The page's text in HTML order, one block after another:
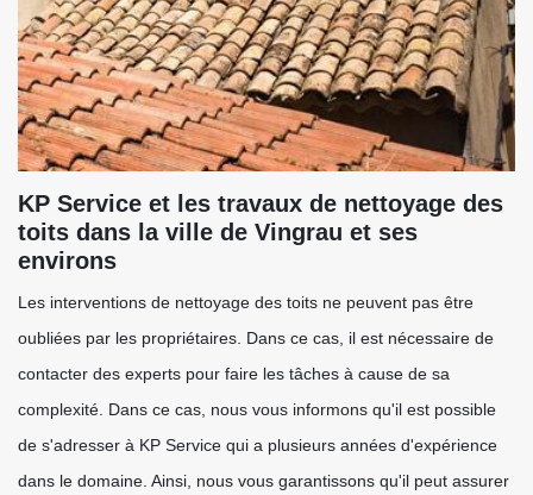
KP Service et les travaux de nettoyage des
toits dans la ville de Vingrau et ses
environs
Les interventions de nettoyage des toits ne peuvent pas être
oubliées par les propriétaires. Dans ce cas, il est nécessaire de
contacter des experts pour faire les tâches à cause de sa
complexité. Dans ce cas, nous vous informons qu'il est possible
de s'adresser à KP Service qui a plusieurs années d'expérience
dans le domaine. Ainsi, nous vous garantissons qu'il peut assurer